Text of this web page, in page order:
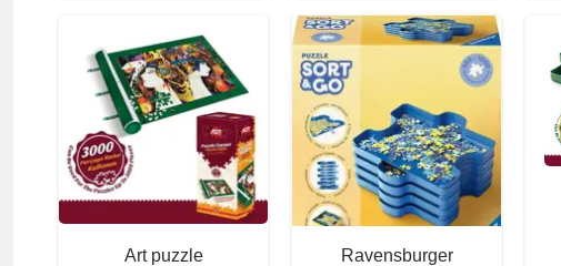
Art puzzle
Ravensburger